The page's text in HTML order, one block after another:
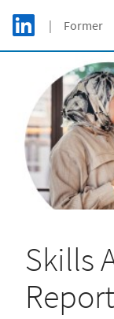
Skip to main
LinkedIn Logo
| Former
Skills
Report